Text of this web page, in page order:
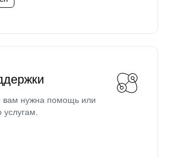
вам нужна помощь или
услугам.